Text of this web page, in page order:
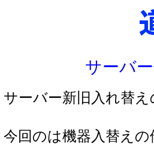
サーバ
サーバー新旧入れ替
今回のは機器入替え